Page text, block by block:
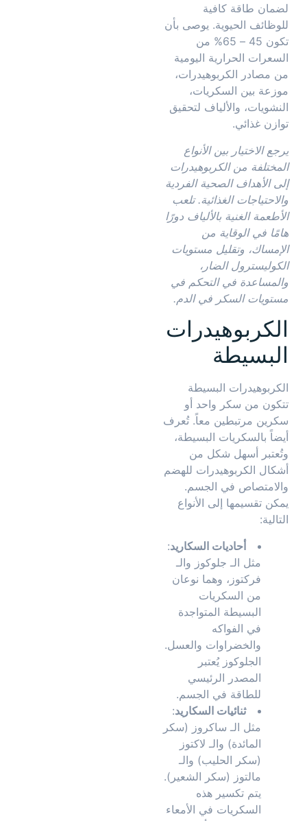
لضمان طاقة كافية
للوظائف الحيوية. يوصى بأن
تكون 45 – 65% من
السعرات الحرارية اليومية
من مصادر الكربوهيدرات،
موزعة بين السكريات،
النشويات، والألياف لتحقيق
توازن غذائي.
يرجع الاختيار بين الأنواع
المختلفة من الكربوهيدرات
إلى الأهداف الصحية الفردية
والاحتياجات الغذائية. تلعب
الأطعمة الغنية بالألياف دورًا
هامًا في الوقاية من
الإمساك، وتقليل مستويات
الكوليسترول الضار،
والمساعدة في التحكم في
مستويات السكر في الدم.
الكربوهيدرات
البسيطة
الكربوهيدرات البسيطة
تتكون من سكر واحد أو
سكرين مرتبطين معاً. تُعرف
أيضاً بالسكريات البسيطة،
وتُعتبر أسهل شكل من
أشكال الكربوهيدرات للهضم
والامتصاص في الجسم.
يمكن تقسيمها إلى الأنواع
التالية:
أحاديات السكاريد:
مثل الـ جلوكوز والـ
فركتوز، وهما نوعان
من السكريات
البسيطة المتواجدة
في الفواكه
والخضراوات والعسل.
الجلوكوز يُعتبر
المصدر الرئيسي
للطاقة في الجسم.
ثنائيات السكاريد:
مثل الـ ساكروز (سكر
المائدة) والـ لاكتوز
(سكر الحليب) والـ
مالتوز (سكر الشعير).
يتم تكسير هذه
السكريات في الأمعاء